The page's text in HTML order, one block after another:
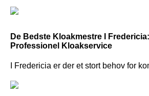
De Bedste Kloakmestre I
Professionel Kloakservice
I Fredericia er der et stort behov for